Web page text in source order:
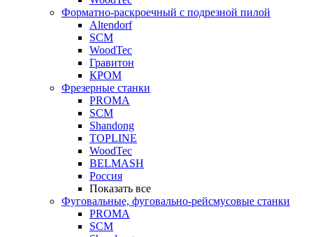
Форматно-раскроечный с подрезной пилой
Altendorf
SCM
WoodTec
Гравитон
КРОМ
Фрезерные станки
PROMA
SCM
Shandong
TOPLINE
WoodTec
BELMASH
Россия
Показать все
Фуговальные, фуговально-рейсмусовые станки
PROMA
SCM